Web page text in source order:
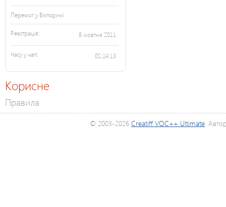
Перемог у Вікторині:
Реєстрація: 8 жовтня 2011
Часу у чаті: 05:14:13
Корисне
Правила
© 2003-2026 Creatiff VOC++ Ultimate.